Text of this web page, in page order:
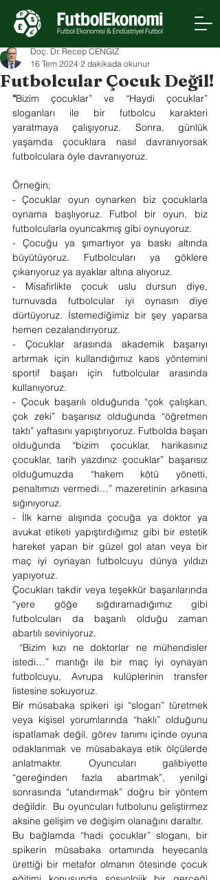
Futbolcular Çocuk Değil!
Doç. Dr. Recep CENGİZ
16 Tem 2024 2 dakikada okunur
“Bizim çocuklar” ve “Haydi çocuklar”
sloganları ile bir futbolcu karakteri
yaratmaya çalışıyoruz. Sonra, günlük
yaşamda çocuklara nasıl davranıyorsak
futbolculara öyle davranıyoruz.
Örneğin;
- Çocuklar oyun oynarken biz çocuklarla
oynama başlıyoruz. Futbol bir oyun, biz
futbolcularla oyuncakmış gibi oynuyoruz.
- Çocuğu ya şımartıyor ya baskı altında
büyütüyoruz. Futbolcuları ya göklere
çıkarıyoruz ya ayaklar altına alıyoruz.
- Misafirlikte çocuk uslu dursun diye,
turnuvada futbolcular iyi oynasın diye
dürtüyoruz. İstemediğimiz bir şey yaparsa
hemen cezalandırıyoruz.
- Çocuklar arasında akademik başarıyı
artırmak için kullandığımız kaos yöntemini
sportif başarı için futbolcular arasında
kullanıyoruz.
- Çocuk başarılı olduğunda “çok çalışkan,
çok zeki” başarısız olduğunda “öğretmen
taktı” yaftasını yapıştırıyoruz. Futbolda başarı
olduğunda “bizim çocuklar, harikasınız
çocuklar, tarih yazdınız çocuklar” başarısız
olduğumuzda “hakem kötü yönetti,
penaltımızı vermedi…” mazeretinin arkasına
sığınıyoruz.
- İlk karne alışında çocuğa ya doktor ya
avukat etiketi yapıştırdığımız gibi bir estetik
hareket yapan bir güzel gol atan veya bir
maç iyi oynayan futbolcuyu dünya yıldızı
yapıyoruz.
Çocukları takdir veya teşekkür başarılarında
“yere göğe sığdıramadığımız gibi
futbolcuları da başarılı olduğu zaman
abartılı seviniyoruz.
“Bizim kızı ne doktorlar ne mühendisler
istedi…” mantığı ile bir maç iyi oynayan
futbolcuyu, Avrupa kulüplerinin transfer
listesine sokuyoruz.
Bir müsabaka spikeri işi “slogan” türetmek
veya kişisel yorumlarında “haklı” olduğunu
ispatlamak değil, görev tanımı içinde oyuna
odaklanmak ve müsabakaya etik ölçülerde
anlatmaktır. Oyuncuları galibiyette
“gereğinden fazla abartmak”, yenilgi
sonrasında “utandırmak” doğru bir yöntem
değildir.  Bu oyuncuları futbolunu geliştirmez
aksine gelişim ve değişim olanağını daraltır.
Bu bağlamda “hadi çocuklar” sloganı, bir
spikerin müsabaka ortamında heyecanla
ürettiği bir metafor olmanın ötesinde çocuk